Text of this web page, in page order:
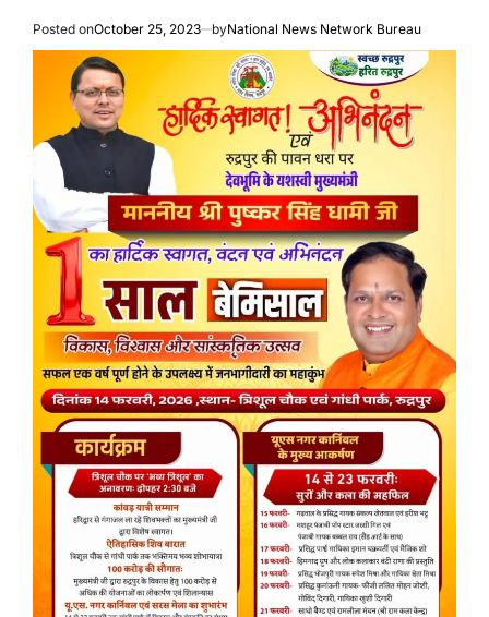
Posted onOctober 25, 2023 byNational News Network Bureau